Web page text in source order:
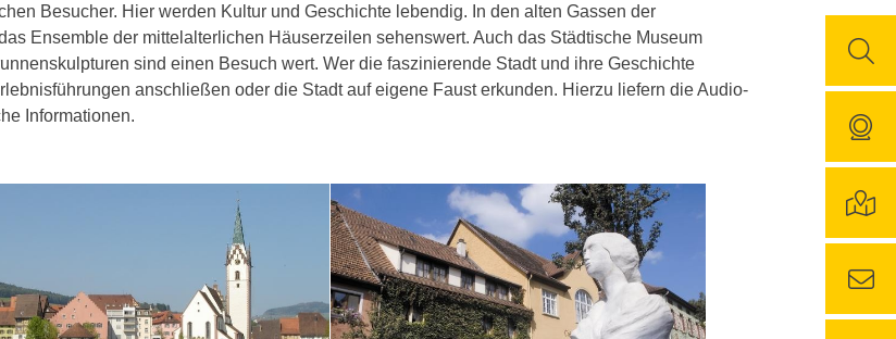
Besucher. Hier werden Kultur und Geschichte lebendig. In den alten Gassen der
Ensemble der mittelalterlichen Häuserzeilen sehenswert. Auch das Städtische Museum
sind einen Besuch wert. Wer die faszinierende Stadt und ihre Geschichte
anschließen oder die Stadt auf eigene Faust erkunden. Hierzu liefern die Audio-
Informationen.